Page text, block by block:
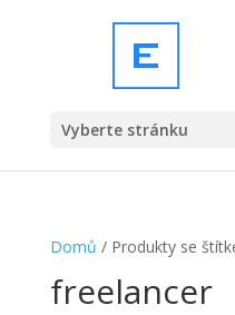
Vyberte stránku
Domů / Produkty se
freelancer